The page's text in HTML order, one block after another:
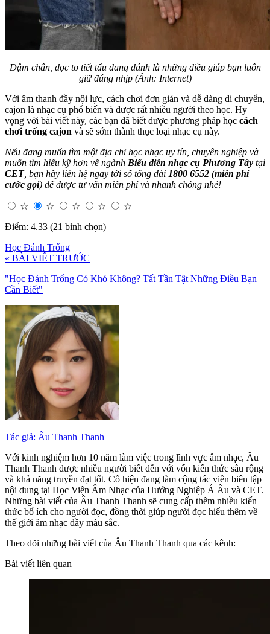
Dậm chân, đọc to tiết tấu đang đánh là những điều giúp bạn luôn
giữ đúng nhịp (Ảnh: Internet)
Với âm thanh đầy nội lực, cách chơi đơn giản và dễ dàng di chuyển,
cajon là nhạc cụ phổ biến và được rất nhiều người theo học. Hy
vọng với bài viết này, các bạn đã biết được phương pháp học cách
chơi trống cajon và sẽ sớm thành thục loại nhạc cụ này.
Nếu đang muốn tìm một địa chỉ học nhạc uy tín, chuyên nghiệp và
muốn tìm hiểu kỹ hơn về ngành Biểu diễn nhạc cụ Phương Tây tại
CET, bạn hãy liên hệ ngay tới số tổng đài 1800 6552 (miễn phí
cước gọi) để được tư vấn miễn phí và nhanh chóng nhé!
☆ ☆ ☆ ☆
☆
Điểm: 4.33 (21 bình chọn)
Học Đánh Trống
« BÀI VIẾT TRƯỚC
"Học Đánh Trống Có Khó Không? Tất Tần Tật Những Điều Bạn
Cần Biết"
Tác giả: Âu Thanh Thanh
Với kinh nghiệm hơn 10 năm làm việc trong lĩnh vực âm nhạc, Âu
Thanh Thanh được nhiều người biết đến với vốn kiến thức sâu rộng
và khả năng truyền đạt tốt. Cô hiện đang làm cộng tác viên biên tập
nội dung tại Học Viện Âm Nhạc của Hướng Nghiệp Á Âu và CET.
Những bài viết của Âu Thanh Thanh sẽ cung cấp thêm nhiều kiến
thức bổ ích cho người đọc, đồng thời giúp người đọc hiểu thêm về
thế giới âm nhạc đầy màu sắc.
Theo dõi những bài viết của Âu Thanh Thanh qua các kênh:
Bài viết liên quan